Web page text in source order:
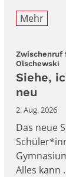
Mehr
Zwischenruf
Olschewski
Siehe,
neu
2. Aug. 2026
Das neue
Alles kann